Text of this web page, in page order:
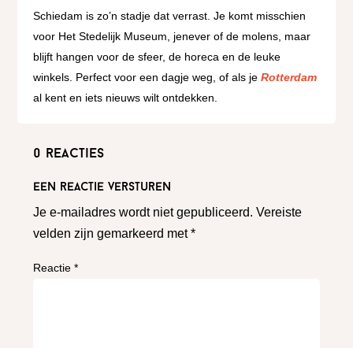
Schiedam is zo’n stadje dat verrast. Je komt misschien
voor Het Stedelijk Museum, jenever of de molens, maar
blijft hangen voor de sfeer, de horeca en de leuke
winkels. Perfect voor een dagje weg, of als jeRotterdam
al kent en iets nieuws wilt ontdekken.
0 reacties
Een reactie versturen
Je e-mailadres wordt niet gepubliceerd. Vereiste
velden zijn gemarkeerd met*
Reactie*